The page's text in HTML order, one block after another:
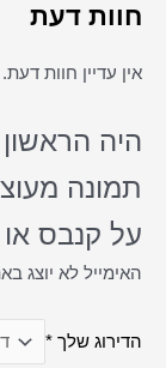
חוות דעת
אין עדיין חוות דעת.
תמונה
על קנבס או
האימייל לא יוצג
הדירוג שלך *